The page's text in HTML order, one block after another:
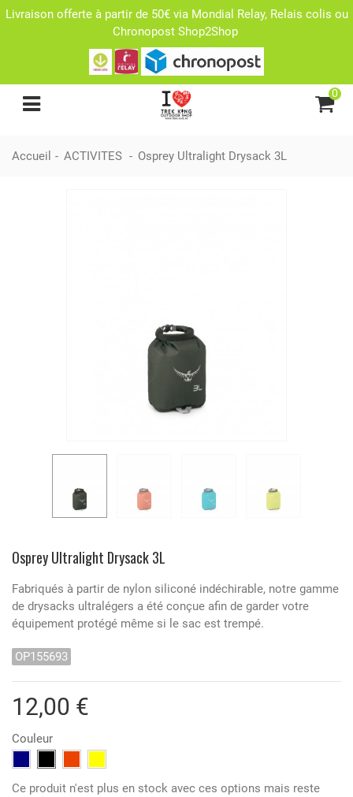
Livraison offerte à partir de 50€ via Mondial Relay, Relais colis ou
Chronopost Shop2Shop
0
Accueil - ACTIVITES - Osprey Ultralight Drysack 3L
Osprey Ultralight Drysack 3L
Fabriqués à partir de nylon siliconé indéchirable, notre gamme
de drysacks ultralégers a été conçue afin de garder votre
équipement protégé même si le sac est trempé.
OP155693
12,00 €
Couleur
Ce produit n'est plus en stock avec ces options mais reste